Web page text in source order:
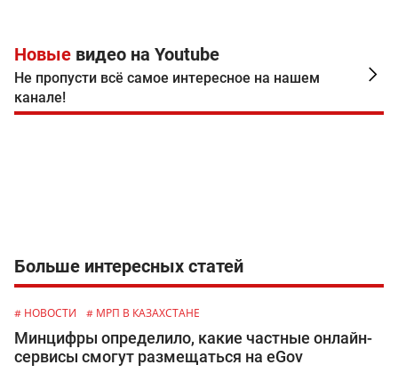
Новые видео на Youtube
Не пропусти всё самое интересное на нашем
канале!
Больше интересных статей
# НОВОСТИ # МРП В КАЗАХСТАНЕ
Минцифры определило, какие частные онлайн-
сервисы смогут размещаться на eGov